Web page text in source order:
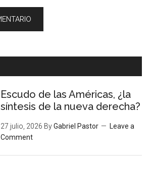
Escudo de las Américas, ¿la
síntesis de la nueva derecha?
27 julio, 2026 ByGabriel Pastor
Leave a
Comment